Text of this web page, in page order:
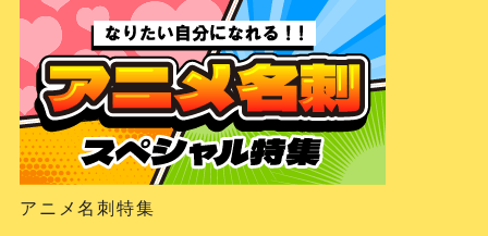
アニメ名刺特集